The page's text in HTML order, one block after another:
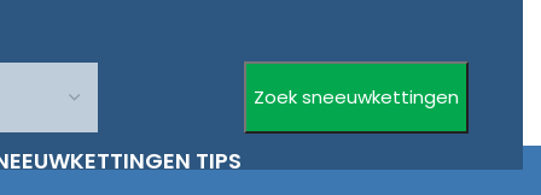
TIPS